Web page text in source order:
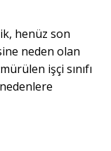
henüz son
neden olan
işçi sınıfı